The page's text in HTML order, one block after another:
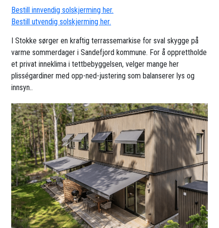
Bestill innvendig solskjerming her.
Bestill utvendig solskjerming her.
I Stokke sørger en kraftig terrassemarkise for sval skygge på
varme sommerdager i Sandefjord kommune. For å opprettholde
et privat inneklima i tettbebyggelsen, velger mange her
plisségardiner med opp-ned-justering som balanserer lys og
innsyn..